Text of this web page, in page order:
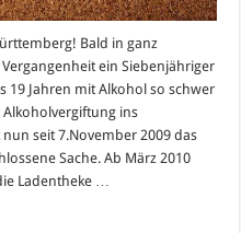
Bald in ganz
ein Siebenjähriger
19 Jahren mit Alkohol so schwer
Alkoholvergiftung ins
seit 7.November 2009 das
Sache. Ab März 2010
Ladentheke …